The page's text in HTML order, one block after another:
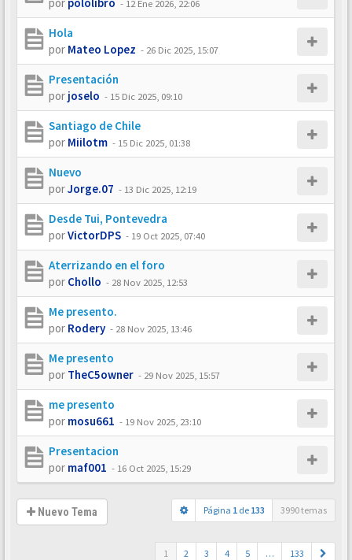
- 12 Ene 2026, 22:06
Hola
por Mateo Lopez - 26 Dic 2025, 15:07
Presentación
por joselo - 15 Dic 2025, 09:10
Santiago de Chile
por Miilotm - 15 Dic 2025, 01:38
Nuevo
porJorge.07 - 13 Dic 2025, 12:19
Desde Tui, Pontevedra
porVictorDPS - 19 Oct 2025, 07:40
Aterrizando en el foro
por Chollo - 28 Nov 2025, 12:53
Me presento.
por Rodery - 28 Nov 2025, 13:46
Me presento
por TheC5owner - 29 Nov 2025, 15:57
me presento
por mosu661 - 19 Nov 2025, 23:10
Presentacion
por maf001 - 16 Oct 2025, 15:29
Nuevo Tema Página 1 de 133 3990 temas
1 2 3 4 5 … 133